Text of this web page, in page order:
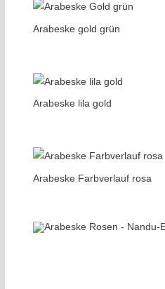
Arabeske gold grün
Arabeske lila gold
Arabeske Farbverlauf rosa